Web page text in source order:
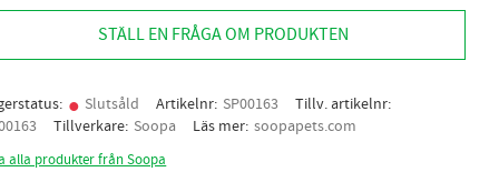
STÄLL EN FRÅGA OM PRODUKTEN
Slutsåld Artikelnr SP00163
Tillv. artikelnr
Tillverkare Soopa Läs mer soopapets.com
alla produkter från Soopa